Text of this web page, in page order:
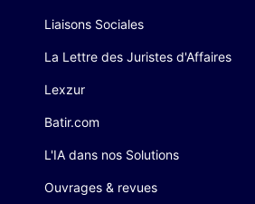
Liaisons Sociales
La Lettre des Juristes d'Affaires
Lexzur
Batir.com
L'IA dans nos Solutions
Ouvrages & revues